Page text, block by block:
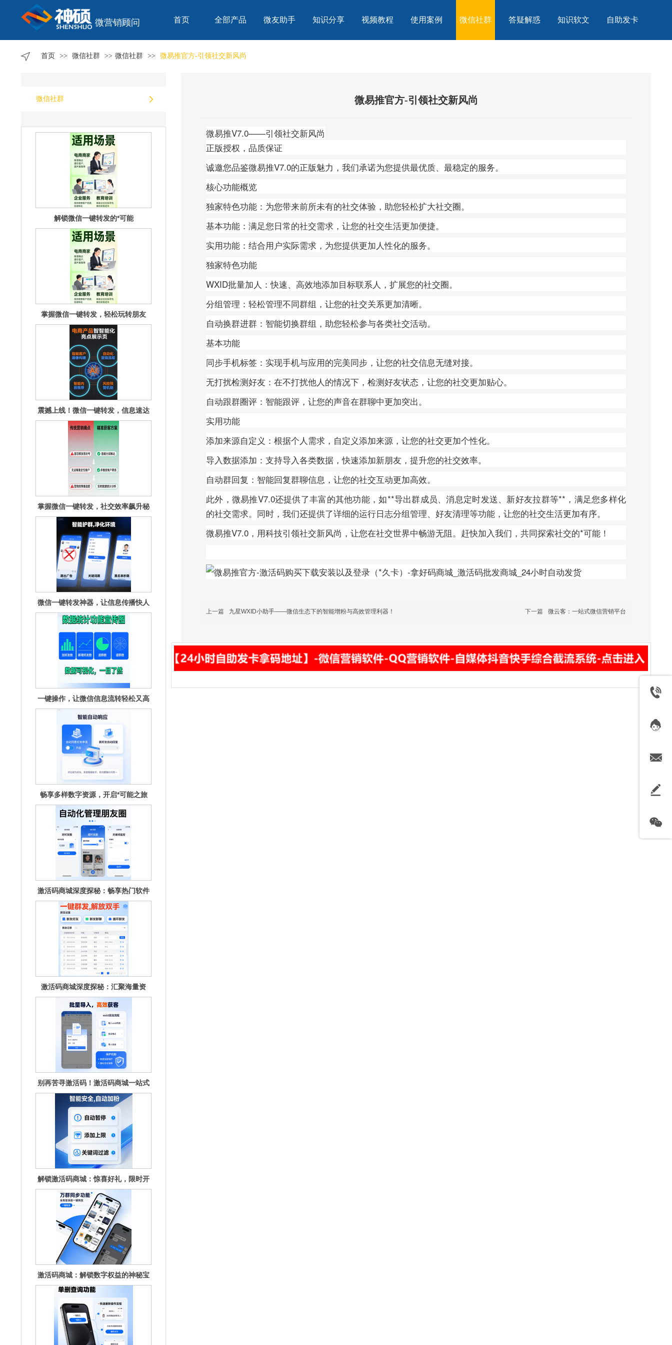
微营销顾问 首页 全部产品 微友助手 知识分享 视频教程 使用案例 微信社群 答疑解惑 知识软文 自助发卡
首页 >> 微信社群 >> 微信社群 >> 微易推官方-引领社交新风尚
微信社群
速来体验！微信一键转发，分享快人
大揭秘
解锁微信一键转发的*可能
掌握微信一键转发，轻松玩转朋友
圈！
震撼上线！微信一键转发，信息速达
无延迟！
掌握微信一键转发，社交效率飙升秘
籍揭秘
微信一键转发神器，让信息传播快人
一步！
一键操作，让微信信息流转轻松又高
效
畅享多样数字资源，开启*可能之旅
激活码商城深度探秘：畅享热门软件
的秘钥宝
激活码商城深度探秘：汇聚海量资
源，畅享无
别再苦寻激活码！激活码商城一站式
满足你的
解锁激活码商城：惊喜好礼，限时开
抢！
激活码商城：解锁数字权益的神秘宝
库
微易推官方-引领社交新风尚
微易推V7.0——引领社交新风尚
正版授权，品质保证
诚邀您品鉴微易推V7.0的正版魅力，我们承诺为您提供最优质、最稳定的服务。
核心功能概览
独家特色功能：为您带来前所未有的社交体验，助您轻松扩大社交圈。
基本功能：满足您日常的社交需求，让您的社交生活更加便捷。
实用功能：结合用户实际需求，为您提供更加人性化的服务。
独家特色功能
WXID批量加人：快速、高效地添加目标联系人，扩展您的社交圈。
分组管理：轻松管理不同群组，让您的社交关系更加清晰。
自动换群进群：智能切换群组，助您轻松参与各类社交活动。
基本功能
同步手机标签：实现手机与应用的完美同步，让您的社交信息无缝对接。
无打扰检测好友：在不打扰他人的情况下，检测好友状态，让您的社交更加贴心。
自动跟群圈评：智能跟评，让您的声音在群聊中更加突出。
实用功能
添加来源自定义：根据个人需求，自定义添加来源，让您的社交更加个性化。
导入数据添加：支持导入各类数据，快速添加新朋友，提升您的社交效率。
自动群回复：智能回复群聊信息，让您的社交互动更加高效。
此外，微易推V7.0还提供了丰富的其他功能，如**导出群成员、消息定时发送、新好友拉群等**，满足您多样化
的社交需求。同时，我们还提供了详细的运行日志分组管理、好友清理等功能，让您的社交生活更加有序。
微易推V7.0，用科技引领社交新风尚，让您在社交世界中畅游无阻。赶快加入我们，共同探索社交的*可能！
上一篇 九星WXID小助手——微信生态下的智能增粉与高效管理利器！ 下一篇 微云客：一站式微信营销平台